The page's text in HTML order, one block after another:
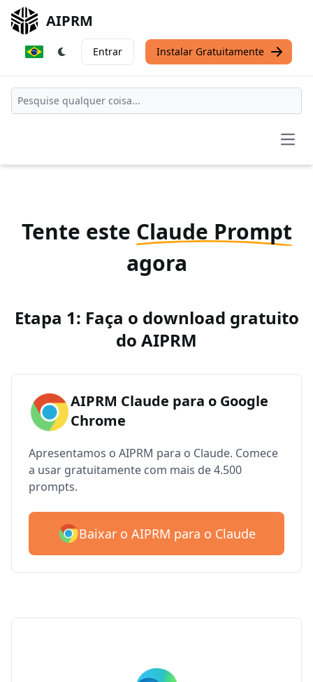
AIPRM
Entrar Instalar Gratuitamente
Tente este Claude Prompt
agora
Etapa 1: Faça o download gratuito
do AIPRM
AIPRM Claude para o Google
Chrome
Apresentamos o AIPRM para o Claude. Comece
a usar gratuitamente com mais de 4.500
prompts.
Baixar o AIPRM para o Claude